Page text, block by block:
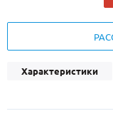
Характеристики